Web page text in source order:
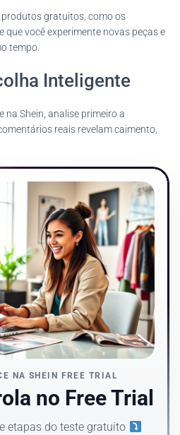
gratuitos, como os
que você experimente novas peças e
tempo.
Inteligente
na Shein, analise primeiro a
reais revelam caimento,
NA SHEIN FREE TRIAL
no Free Trial
etapas do teste gratuito